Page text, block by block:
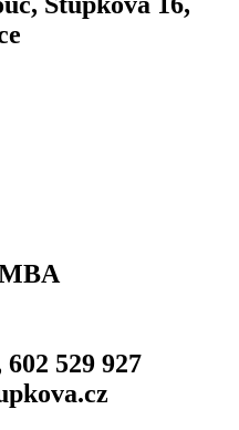
529 927